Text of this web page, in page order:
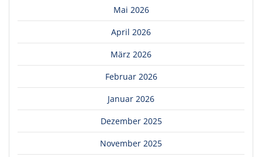
Mai 2026
April 2026
März 2026
Februar 2026
Januar 2026
Dezember 2025
November 2025